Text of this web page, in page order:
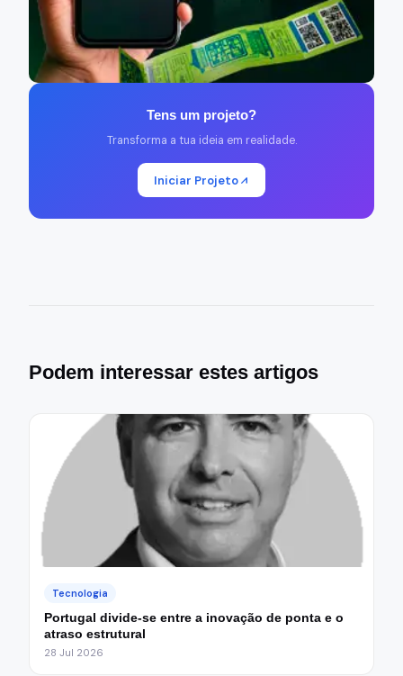
Tens um projeto?
Transforma a tua ideia em realidade.
Iniciar Projeto
Podem interessar estes artigos
Tecnologia
Portugal divide-se entre a inovação de ponta e o
atraso estrutural
28 Jul 2026